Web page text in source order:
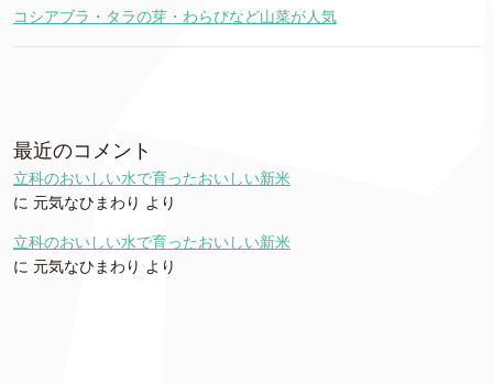
コシアブラ・タラの芽・わらびなど山菜が人気
最近のコメント
立科のおいしい水で育ったおいしい新米
に 元気なひまわり より
立科のおいしい水で育ったおいしい新米
に 元気なひまわり より